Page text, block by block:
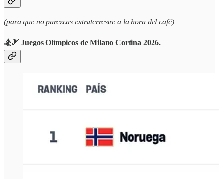
(para que no parezcas extraterrestre a la hora del café)
🏂🎿 Juegos Olímpicos de Milano Cortina 2026.